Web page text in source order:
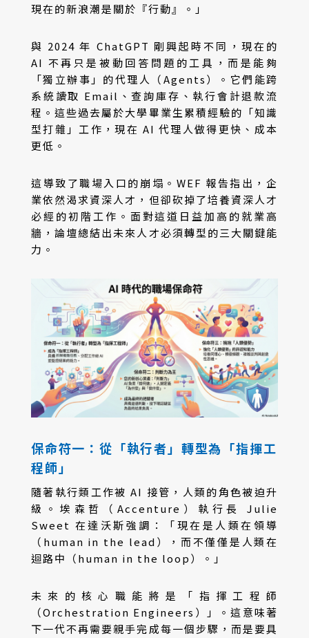
現在的新浪潮是關於『行動』。」
與 2024 年 ChatGPT 剛興起時不同，現在的
AI 不再只是被動回答問題的工具，而是能夠
「獨立辦事」的代理人（Agents）。它們能跨
系統讀取 Email、查詢庫存、執行會計退款流
程。這些過去屬於大學畢業生累積經驗的「知識
型打雜」工作，現在 AI 代理人做得更快、成本
更低。
這導致了職場入口的崩塌。WEF 報告指出，企
業依然渴求資深人才，但卻砍掉了培養資深人才
必經的初階工作。面對這道日益加高的就業高
牆，論壇總結出未來人才必須轉型的三大關鍵能
力。
保命符一：從「執行者」轉型為「指揮工
程師」
隨著執行類工作被 AI 接管，人類的角色被迫升
級。埃森哲（Accenture）執行長 Julie
Sweet 在達沃斯強調：「現在是人類在領導
（human in the lead），而不僅僅是人類在
迴路中（human in the loop）。」
未來的核心職能將是「指揮工程師
（Orchestration Engineers）」。這意味著
下一代不再需要親手完成每一個步驟，而是要具